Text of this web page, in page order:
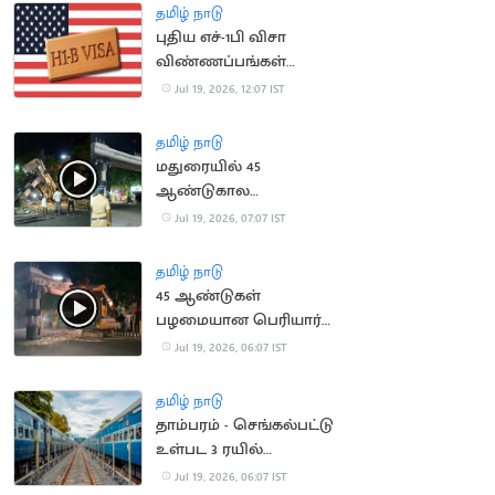
தமிழ் நாடு
புதிய எச்-1பி விசா
விண்ணப்பங்கள்
ஏற்கப்படாது என
Jul 19, 2026, 12:07 IST
தமிழ் நாடு
மதுரையில் 45
ஆண்டுகால
பழமையான பெரியார்
Jul 19, 2026, 07:07 IST
தமிழ் நாடு
45 ஆண்டுகள்
பழமையான பெரியார்
ஆர்ச் அகற்றம்
Jul 19, 2026, 06:07 IST
தமிழ் நாடு
தாம்பரம் - செங்கல்பட்டு
உள்பட 3 ரயில்
திட்டங்களுக்கு ஒப்புதல்
Jul 19, 2026, 06:07 IST